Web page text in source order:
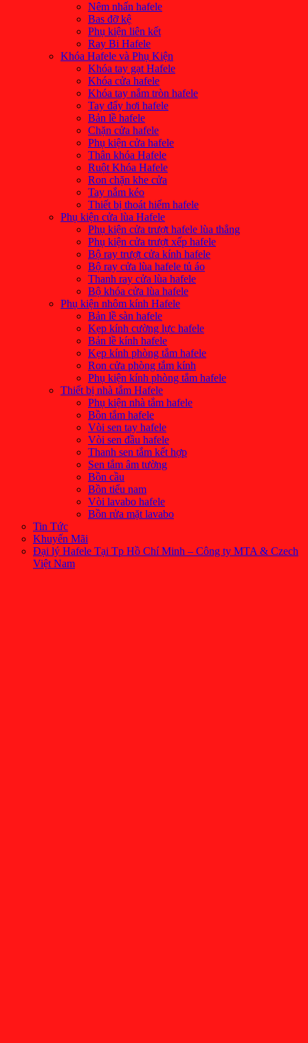
Nêm nhấn hafele
Bas đỡ kệ
Phụ kiện liên kết
Ray Bi Hafele
Khóa Hafele và Phụ Kiện
Khóa tay gạt Hafele
Khóa cửa hafele
Khóa tay nắm tròn hafele
Tay đẩy hơi hafele
Bản lề hafele
Chặn cửa hafele
Phụ kiện cửa hafele
Thân khóa Hafele
Ruột Khóa Hafele
Ron chặn khe cửa
Tay nắm kéo
Thiết bị thoát hiểm hafele
Phụ kiện cửa lùa Hafele
Phụ kiện cửa trượt hafele lùa thẳng
Phụ kiện cửa trượt xếp hafele
Bộ ray trượt cửa kính hafele
Bộ ray cửa lùa hafele tủ áo
Thanh ray cửa lùa hafele
Bộ khóa cửa lùa hafele
Phụ kiện nhôm kính Hafele
Bản lề sàn hafele
Kẹp kính cường lực hafele
Bản lề kính hafele
Kẹp kính phòng tắm hafele
Ron cửa phòng tắm kính
Phụ kiện kính phòng tắm hafele
Thiết bị nhà tắm Hafele
Phụ kiện nhà tắm hafele
Bồn tắm hafele
Vòi sen tay hafele
Vòi sen đầu hafele
Thanh sen tắm kết hợp
Sen tắm âm tường
Bồn cầu
Bồn tiểu nam
Vòi lavabo hafele
Bồn rửa mặt lavabo
Tin Tức
Khuyến Mãi
Đại lý Hafele Tại Tp Hồ Chí Minh – Công ty MTA & Czech
Việt Nam